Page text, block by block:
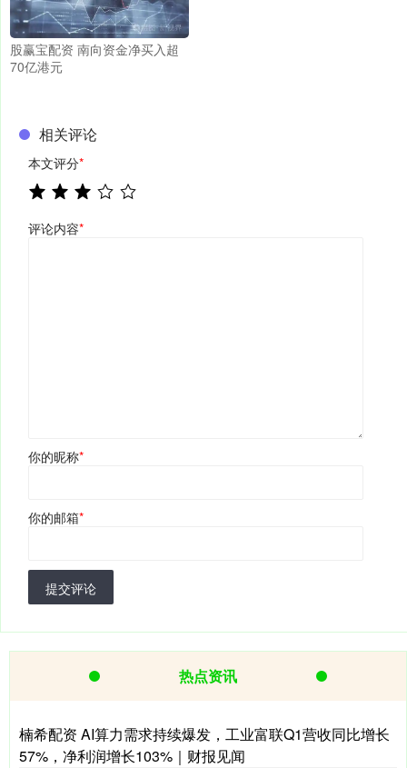
股赢宝配资 南向资金净买入超
70亿港元
相关评论
本文评分*
评论内容*
你的昵称*
你的邮箱*
提交评论
热点资讯
楠希配资 AI算力需求持续爆发，工业富联Q1营收同比增长
57%，净利润增长103%｜财报见闻